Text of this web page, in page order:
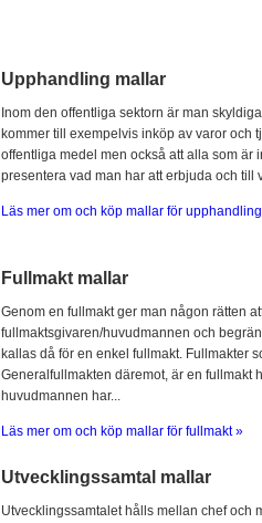
Upphandling mallar
Inom den offentliga sektorn är man
kommer till exempelvis inköp av varor och
offentliga medel men också att alla som är
presentera vad man har att erbjuda och till
Läs mer om och köp mallar för
Fullmakt mallar
Genom en fullmakt ger man någon rätten
fullmaktsgivaren/huvudmannen och
kallas då för en enkel fullmakt. Fullmakter
Generalfullmakten däremot, är en fullmakt
huvudmannen har...
Läs mer om och köp mallar för fullmakt »
Utvecklingssamtal mallar
Utvecklingssamtalet hålls mellan chef och